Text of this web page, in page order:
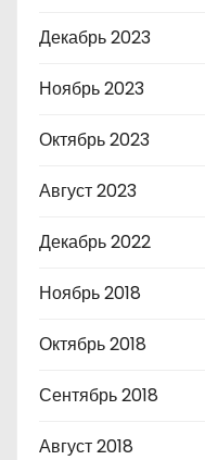
Декабрь 2023
Ноябрь 2023
Октябрь 2023
Август 2023
Декабрь 2022
Ноябрь 2018
Октябрь 2018
Сентябрь 2018
Август 2018